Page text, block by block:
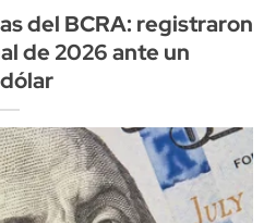
del BCRA: registraron
de 2026 ante un